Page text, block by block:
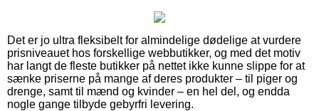
Det er jo ultra fleksibelt for almindelige dødelige at vurdere
prisniveauet hos forskellige webbutikker, og med det motiv
har langt de fleste butikker på nettet ikke kunne slippe for at
sænke priserne på mange af deres produkter – til piger og
drenge, samt til mænd og kvinder – en hel del, og endda
nogle gange tilbyde gebyrfri levering.